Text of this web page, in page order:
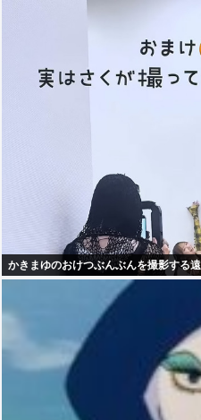
かきまゆのおけつぶんぶんを撮影する